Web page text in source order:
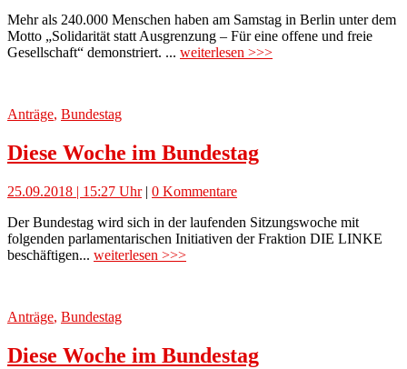
Mehr als 240.000 Menschen haben am Samstag in Berlin unter dem
Motto „Solidarität statt Ausgrenzung – Für eine offene und freie
Gesellschaft“ demonstriert. ... weiterlesen >>>
Anträge, Bundestag
Diese Woche im Bundestag
25.09.2018 | 15:27 Uhr| 0 Kommentare
Der Bundestag wird sich in der laufenden Sitzungswoche mit
folgenden parlamentarischen Initiativen der Fraktion DIE LINKE
beschäftigen... weiterlesen >>>
Anträge, Bundestag
Diese Woche im Bundestag